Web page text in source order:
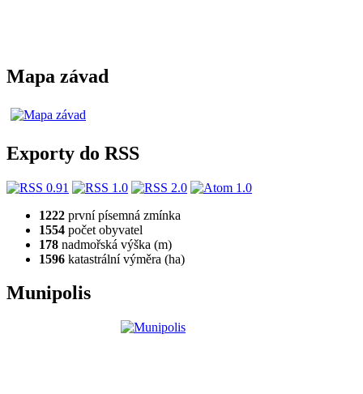
Mapa závad
Exporty do RSS
1222 první písemná zmínka
1554 počet obyvatel
178 nadmořská výška (m)
1596 katastrální výměra (ha)
Munipolis